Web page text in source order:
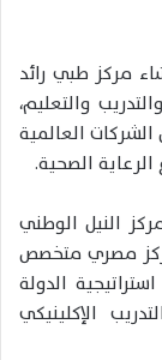
مركز طبي رائد
والتعليم،
العالمية
الصحية.
النيل الوطني
مصري متخصص
الدولة
الإكلينيكي